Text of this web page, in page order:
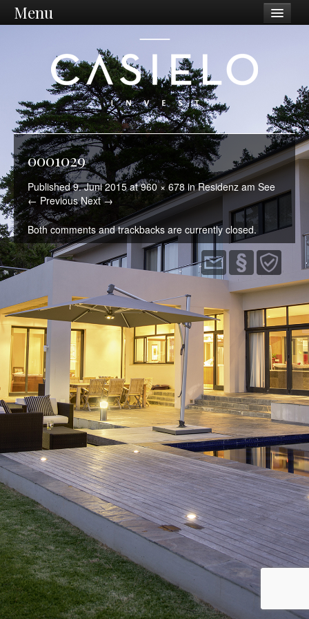
Menu
Philosophie
Vision / Mission
Dienstleistungen
Unternehmen
Standort Ostschweiz
Was wir tun
Ankauf
Sanierungen
Projektentwicklung
Immobilien
Kontakt
0001029
Published9. Juni 2015at960 × 678inResidenz am See
← Previous Next →
Both comments and trackbacks are currently closed.